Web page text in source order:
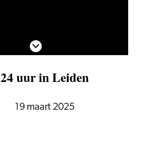
Scroll naar beneden
24 uur in Leiden
19 maart 2025